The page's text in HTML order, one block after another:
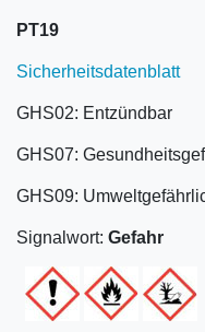
PT19
Sicherheitsdatenblatt
GHS02: Entzündbar
GHS07:
GHS09:
Signalwort: Gefahr